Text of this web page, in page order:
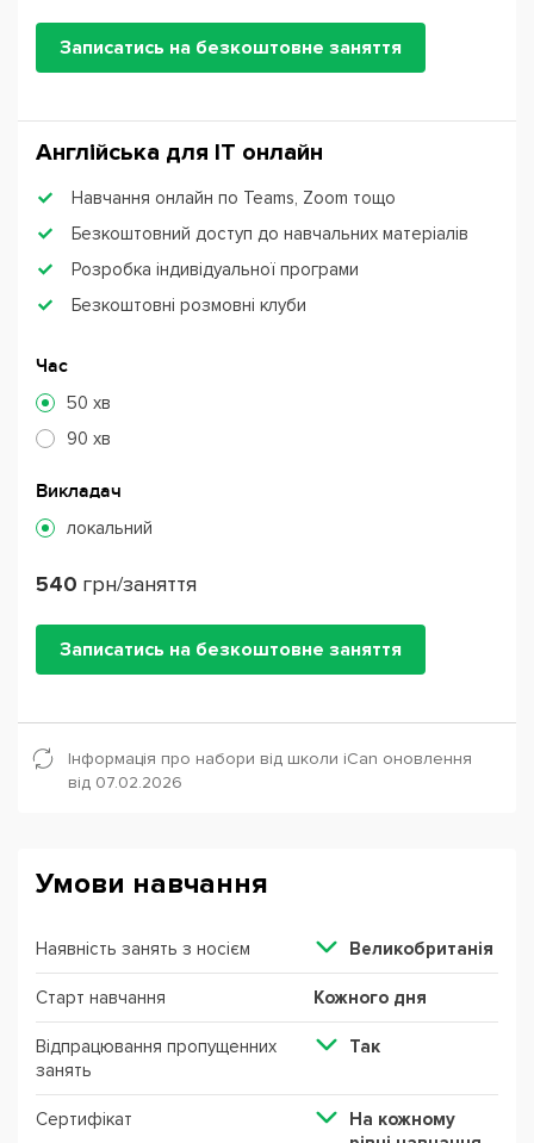
Записатись на безкоштовне заняття
Англійська для ІТ онлайн
Навчання онлайн по Teams, Zoom тощо
Безкоштовний доступ до навчальних матеріалів
Розробка індивідуальної програми
Безкоштовні розмовні клуби
Час
50 хв
90 хв
Викладач
локальний
540 грн/заняття
Записатись на безкоштовне заняття
Інформація про набори від школи iCan оновлення
від 07.02.2026
Умови навчання
Наявність занять з носієм Великобританія
Старт навчання Кожного дня
Відпрацювання пропущенних
занять
Так
Сертифікат
На кожному